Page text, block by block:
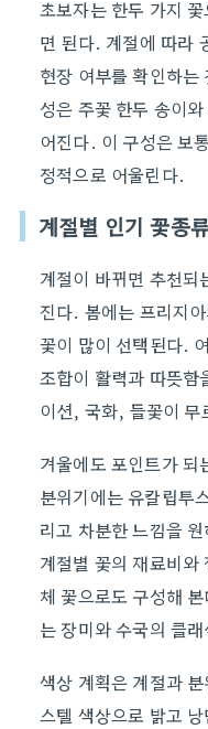
초보자는 한두 가지
면 된다. 계절에 따라
현장 여부를 확인하
성은 주꽃 한두 송이
어진다. 이 구성은 보
정적으로 어울린다.
계절별 인기 꽃종
계절이 바뀌면 추천
진다. 봄에는 프리지
꽃이 많이 선택된다.
조합이 활력과 따뜻
이션, 국화, 들꽃이 무
겨울에도 포인트가
분위기에는 유칼립투
리고 차분한 느낌을
계절별 꽃의 재료비와
체 꽃으로도 구성해
는 장미와 수국의 클
색상 계획은 계절과
스텔 색상으로 밝고